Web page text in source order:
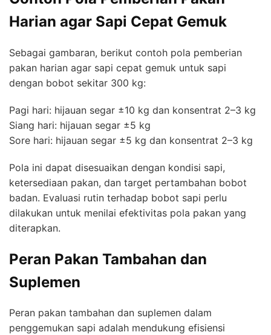
Harian agar Sapi Cepat Gemuk
Sebagai gambaran, berikut contoh pola pemberian
pakan harian agar sapi cepat gemuk untuk sapi
dengan bobot sekitar 300 kg:
Pagi hari: hijauan segar ±10 kg dan konsentrat 2–3 kg
Siang hari: hijauan segar ±5 kg
Sore hari: hijauan segar ±5 kg dan konsentrat 2–3 kg
Pola ini dapat disesuaikan dengan kondisi sapi,
ketersediaan pakan, dan target pertambahan bobot
badan. Evaluasi rutin terhadap bobot sapi perlu
dilakukan untuk menilai efektivitas pola pakan yang
diterapkan.
Peran Pakan Tambahan dan
Suplemen
Peran pakan tambahan dan suplemen dalam
penggemukan sapi adalah mendukung efisiensi